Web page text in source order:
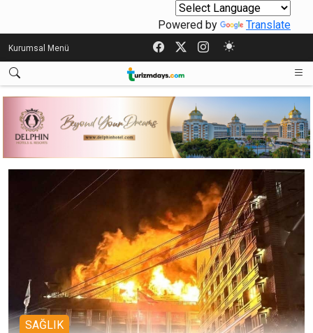
Powered by Translate
Kurumsal Menü
SAĞLIK